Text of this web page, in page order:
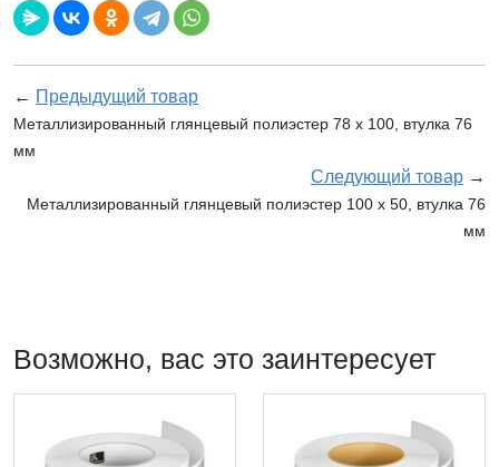
← Предыдущий товар
Металлизированный глянцевый полиэстер 78 x 100, втулка 76
мм
Следующий товар →
Металлизированный глянцевый полиэстер 100 x 50, втулка 76
мм
Возможно, вас это заинтересует